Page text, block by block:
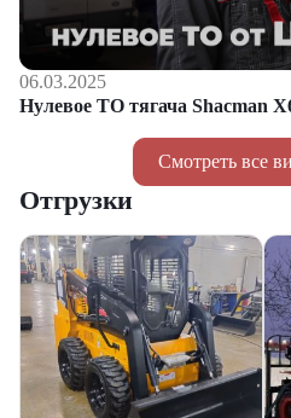
Смотреть все
06.03.2025
Нулевое ТО тягача Shacman
Отгрузки